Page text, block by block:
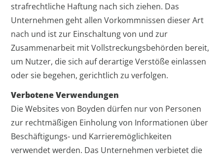
strafrechtliche Haftung nach sich ziehen. Das
Unternehmen geht allen Vorkommnissen dieser Art
nach und ist zur Einschaltung von und zur
Zusammenarbeit mit Vollstreckungsbehörden bereit,
um Nutzer, die sich auf derartige Verstöße einlassen
oder sie begehen, gerichtlich zu verfolgen.
Verbotene Verwendungen
Die Websites von Boyden dürfen nur von Personen
zur rechtmäßigen Einholung von Informationen über
Beschäftigungs- und Karrieremöglichkeiten
verwendet werden. Das Unternehmen verbietet die